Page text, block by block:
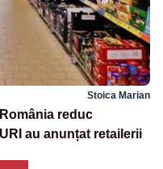
Stoica Marian
reduc
au anunțat retailerii